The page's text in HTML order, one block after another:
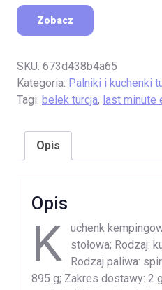
Zobacz
SKU: 673d438b4a65
Kategoria: Palniki i kuchenki
Tagi: belek turcja, last minute
Opis
Opis
K
uchenk
stołowa; Rodzaj:
Rodzaj paliwa:
895 g; Zakres dostawy: 2